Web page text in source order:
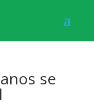
se